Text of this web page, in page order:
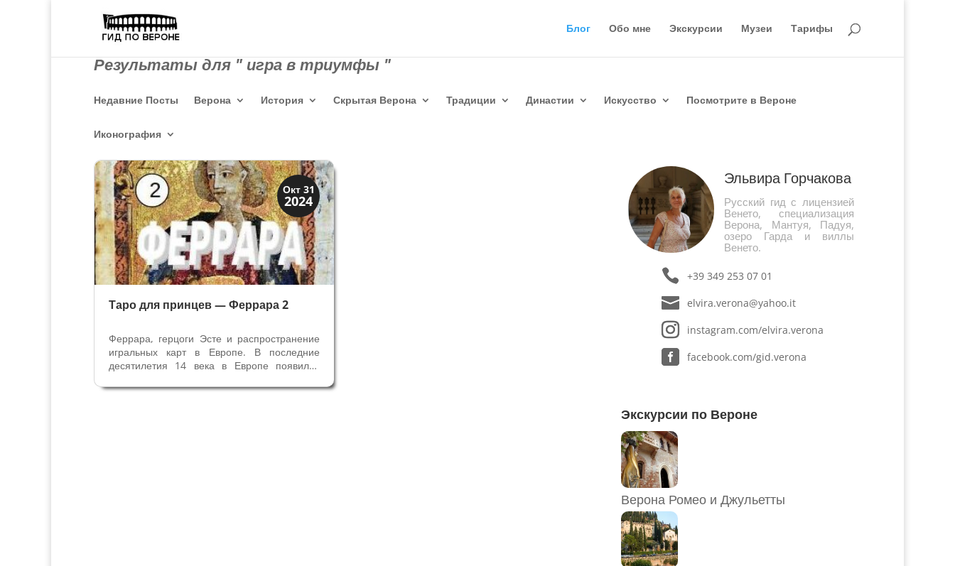
Блог Обо мне Экскурсии Музеи Тарифы
Результаты для " игра в триумфы "
Недавние Посты Верона История Скрытая Верона Традиции Династии Искусство Посмотрите в Вероне
Иконография
Окт 31
2024
Династии
Мантуя и Феррара
Таро для принцев — Феррара 2
Феррара, герцоги Эсте и распространение
игральных карт в Европе. В последние
десятилетия 14 века в Европе появился
строгих ревнителей общественной морали.
Эльвира Горчакова
Русский гид с лицензией
Венето, специализация
Верона, Мантуя, Падуя,
озеро Гарда и виллы
Венето.
+39 349 253 07 01
elvira.verona@yahoo.it
instagram.com/elvira.verona
facebook.com/gid.verona
Экскурсии по Вероне
Верона Ромео и Джульетты